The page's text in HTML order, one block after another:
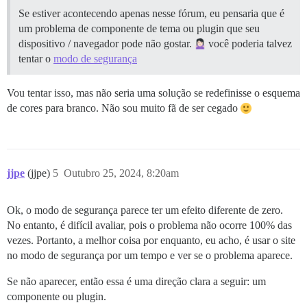
Se estiver acontecendo apenas nesse fórum, eu pensaria que é
um problema de componente de tema ou plugin que seu
dispositivo / navegador pode não gostar.
você poderia talvez
tentar o modo de segurança
Vou tentar isso, mas não seria uma solução se redefinisse o esquema
de cores para branco. Não sou muito fã de ser cegado
jjpe (jjpe) Outubro 25, 2024, 8:20am
5
Ok, o modo de segurança parece ter um efeito diferente de zero.
No entanto, é difícil avaliar, pois o problema não ocorre 100% das
vezes. Portanto, a melhor coisa por enquanto, eu acho, é usar o site
no modo de segurança por um tempo e ver se o problema aparece.
Se não aparecer, então essa é uma direção clara a seguir: um
componente ou plugin.